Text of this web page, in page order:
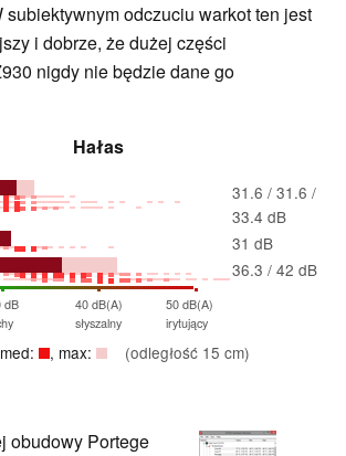
subiektywnym odczuciu warkot ten jest
i dobrze, że dużej części
nigdy nie będzie dane go
Hałas
31.6 / 31.6 /
33.4 dB
31 dB
36.3 / 42 dB
dB
40 dB(A)
słyszalny
50 dB(A)
irytujący
, max: (odległość 15 cm)
obudowy Portege